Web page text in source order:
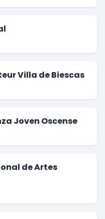
Villa de Biescas
Joven Oscense
de Artes